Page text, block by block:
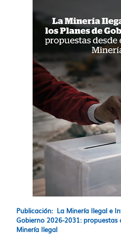
Publicación: La Minería Ilegal e
Gobierno 2026-2031: propuestas
Minería Ilegal